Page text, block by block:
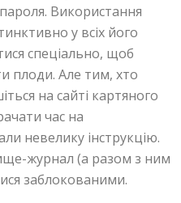
Використання
у всіх його
спеціально, щоб
плоди. Але тим, хто
на сайті картяного
час на
невелику інструкцію.
журнал (а разом з ним
заблокованими.